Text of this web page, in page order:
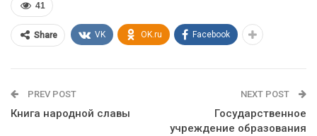
41
Share VK OK.ru Facebook
PREV POST
Книга народной славы
NEXT POST
Государственное
учреждение образования